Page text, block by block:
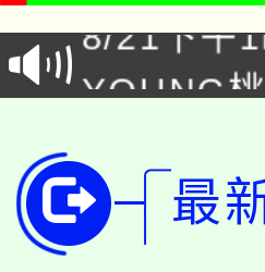
場熱烈登
8/21下午
徵才活動
YOUNG
開!
115年桃
田徑場及
桃園市低
最